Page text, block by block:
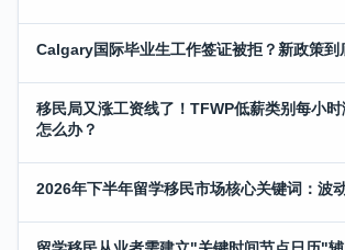
Calgary国际毕业生工作签证被拒？新政策到
移民局又涨工资线了！TFWP低薪类别每小
怎么办？
2026年下半年留学移民市场核心关键词：波